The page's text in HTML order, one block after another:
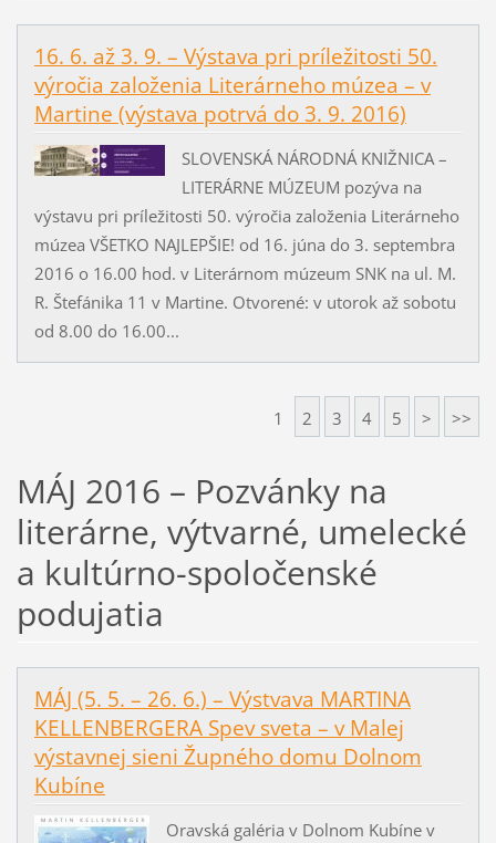
16. 6. až 3. 9. – Výstava pri príležitosti 50.
výročia založenia Literárneho múzea – v
Martine (výstava potrvá do 3. 9. 2016)
SLOVENSKÁ NÁRODNÁ KNIŽNICA –
LITERÁRNE MÚZEUM pozýva na
výstavu pri príležitosti 50. výročia založenia Literárneho
múzea VŠETKO NAJLEPŠIE! od 16. júna do 3. septembra
2016 o 16.00 hod. v Literárnom múzeum SNK na ul. M.
R. Štefánika 11 v Martine. Otvorené: v utorok až sobotu
od 8.00 do 16.00...
1 2 3 4 5 > >>
MÁJ 2016 – Pozvánky na
literárne, výtvarné, umelecké
a kultúrno-spoločenské
podujatia
MÁJ (5. 5. – 26. 6.) – Výstvava MARTINA
KELLENBERGERA Spev sveta – v Malej
výstavnej sieni Župného domu Dolnom
Kubíne
Oravská galéria v Dolnom Kubíne v